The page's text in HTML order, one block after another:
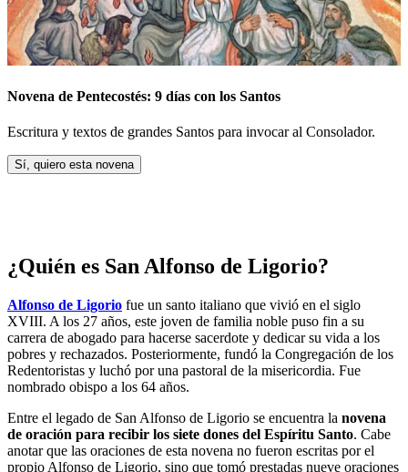
Novena de Pentecostés: 9 días con los Santos
Escritura y textos de grandes Santos para invocar al Consolador.
Sí, quiero esta novena
¿Quién es San Alfonso de Ligorio?
Alfonso de Ligorio fue un santo italiano que vivió en el siglo
XVIII. A los 27 años, este joven de familia noble puso fin a su
carrera de abogado para hacerse sacerdote y dedicar su vida a los
pobres y rechazados. Posteriormente, fundó la Congregación de los
Redentoristas y luchó por una pastoral de la misericordia. Fue
nombrado obispo a los 64 años.
Entre el legado de San Alfonso de Ligorio se encuentra la novena
de oración para recibir los siete dones del Espíritu Santo. Cabe
anotar que las oraciones de esta novena no fueron escritas por el
propio Alfonso de Ligorio, sino que tomó prestadas nueve oraciones